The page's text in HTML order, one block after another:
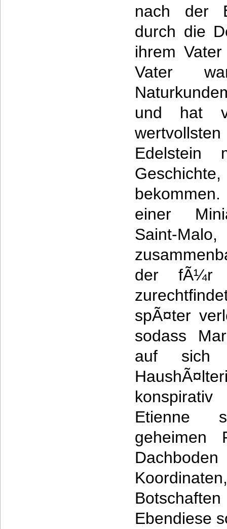
nach der
durch die
ihrem
Vater
und hat
Edelstein
einer
Saint-
der fÃ¼r
spÃ¤ter
sodass
auf sich
Etienne
geheimen
Ebendiese